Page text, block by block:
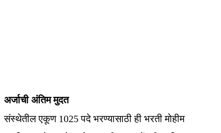
अर्जाची अंतिम मुदत
संस्थेतील एकूण 1025 पदे भरण्यासाठी ही भरती मोहीम